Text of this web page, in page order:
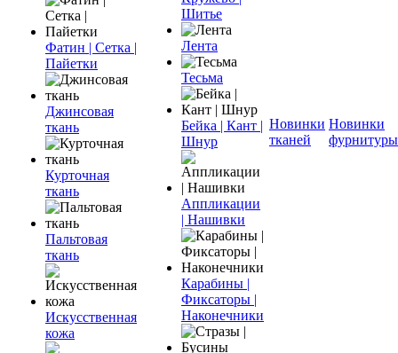
Фатин | Сетка |
Пайетки
Джинсовая
ткань
Курточная
ткань
Пальтовая
ткань
Искусственная
кожа
Шитье
Лента
Тесьма
Бейка | Кант |
Шнур
Аппликации
| Нашивки
Карабины |
Фиксаторы |
Наконечники
Новинки
тканей
Новинки
фурнитуры